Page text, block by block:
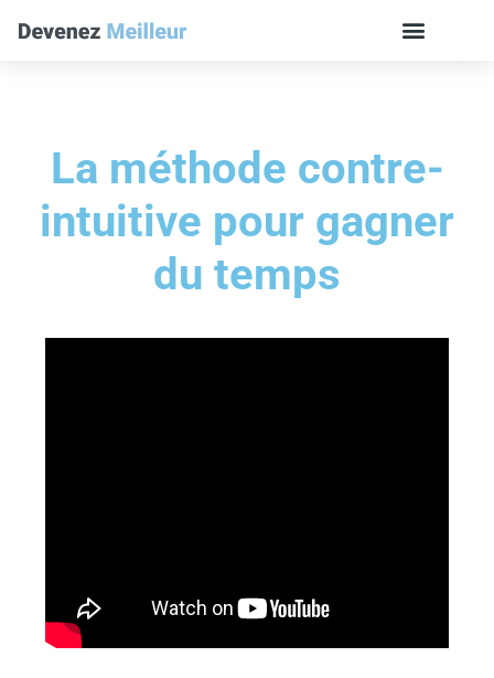
La méthode contre-
intuitive pour gagner
du temps